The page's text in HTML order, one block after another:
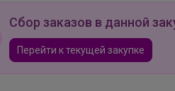
Сбор заказов в данной
Перейти к текущей закупке